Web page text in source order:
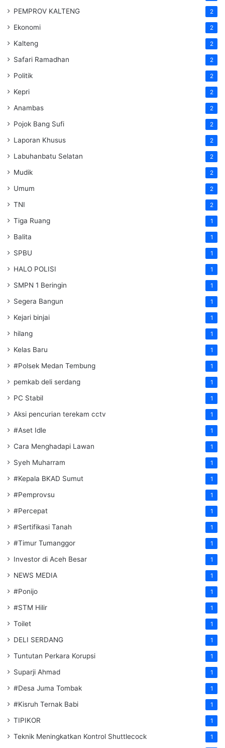
PEMPROV KALTENG 2
Ekonomi 2
Kalteng 2
Safari Ramadhan 2
Politik 2
Kepri 2
Anambas 2
Pojok Bang Sufi 2
Laporan Khusus 2
Labuhanbatu Selatan 2
Mudik 2
Umum 2
TNI 2
Tiga Ruang 1
Balita 1
SPBU 1
HALO POLISI 1
SMPN 1 Beringin 1
Segera Bangun 1
Kejari binjai 1
hilang 1
Kelas Baru 1
#Polsek Medan Tembung 1
pemkab deli serdang 1
PC Stabil 1
Aksi pencurian terekam cctv 1
#Aset Idle 1
Cara Menghadapi Lawan 1
Syeh Muharram 1
#Kepala BKAD Sumut 1
#Pemprovsu 1
#Percepat 1
#Sertifikasi Tanah 1
#Timur Tumanggor 1
Investor di Aceh Besar 1
NEWS MEDIA 1
#Ponijo 1
#STM Hilir 1
Toilet 1
DELI SERDANG 1
Tuntutan Perkara Korupsi 1
Suparji Ahmad 1
#Desa Juma Tombak 1
#Kisruh Ternak Babi 1
TIPIKOR 1
Teknik Meningkatkan Kontrol Shuttlecock 1